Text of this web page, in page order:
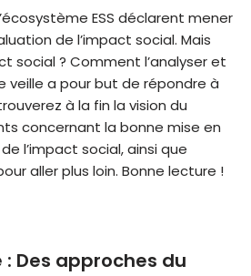
ESS déclarent mener
de l’impact social. Mais
social ? Comment l’analyser et
veille a pour but de répondre à
à la fin la vision du
concernant la bonne mise en
l’impact social, ainsi que
aller plus loin. Bonne lecture !
: Des approches du